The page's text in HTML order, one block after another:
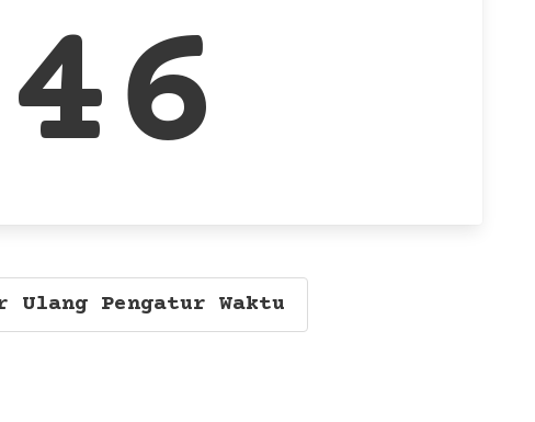
Ulang Pengatur Waktu